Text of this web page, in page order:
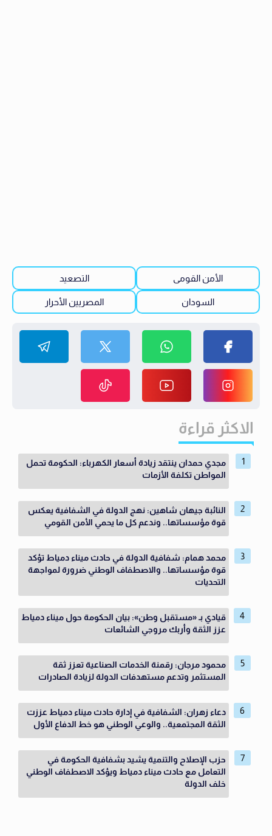
الأمن القومى التصعيد
السودان المصريين الأحرار
الاكثر قراءة
مجدي حمدان ينتقد زيادة أسعار الكهرباء: الحكومة تحمل
المواطن تكلفة الأزمات
النائبة جيهان شاهين: نهج الدولة في الشفافية يعكس
قوة مؤسساتها.. وندعم كل ما يحمي الأمن القومي
محمد همام: شفافية الدولة في حادث ميناء دمياط تؤكد
قوة مؤسساتها.. والاصطفاف الوطني ضرورة لمواجهة
التحديات
قيادي بـ «مستقبل وطن»: بيان الحكومة حول ميناء دمياط
عزز الثقة وأربك مروجي الشائعات
محمود مرجان: رقمنة الخدمات الصناعية تعزز ثقة
المستثمر وتدعم مستهدفات الدولة لزيادة الصادرات
دعاء زهران: الشفافية في إدارة حادث ميناء دمياط عززت
الثقة المجتمعية.. والوعي الوطني هو خط الدفاع الأول
حزب الإصلاح والتنمية يشيد بشفافية الحكومة في
التعامل مع حادث ميناء دمياط ويؤكد الاصطفاف الوطني
خلف الدولة